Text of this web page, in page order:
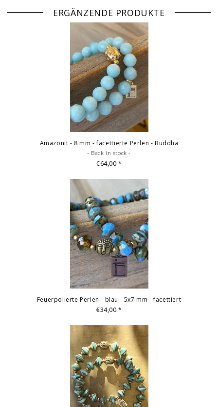
ERGÄNZENDE PRODUKTE
Amazonit - 8 mm - facettierte Perlen - Buddha
- Back in stock -
€64,00*
Feuerpolierte Perlen - blau - 5x7 mm - facettiert
€34,00*